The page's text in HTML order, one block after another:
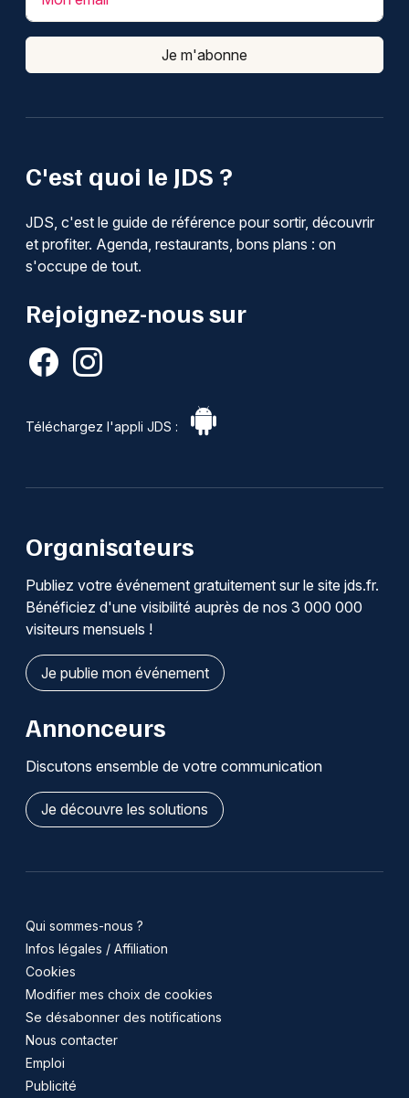
C'est quoi le JDS ?
JDS, c'est le guide de référence pour sortir, découvrir
et profiter. Agenda, restaurants, bons plans : on
s'occupe de tout.
Rejoignez-nous sur
Téléchargez l'appli JDS :
Je m'abonne
Organisateurs
Publiez votre événement gratuitement sur le site jds.fr.
Bénéficiez d'une visibilité auprès de nos 3 000 000
visiteurs mensuels !
Je publie mon événement
Annonceurs
Discutons ensemble de votre communication
Je découvre les solutions
Qui sommes-nous ?
Infos légales / Affiliation
Cookies
Modifier mes choix de cookies
Se désabonner des notifications
Nous contacter
Emploi
Publicité